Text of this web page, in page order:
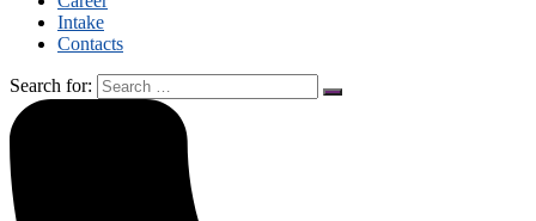
Intake
Contacts
Search for: